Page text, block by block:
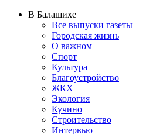
В Балашихе
Все выпуски газеты
Городская жизнь
О важном
Спорт
Культура
Благоустройство
ЖКХ
Экология
Кучино
Строительство
Интервью